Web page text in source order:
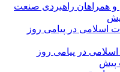
و همراهان راهبردی صنعت
در پیامی روز